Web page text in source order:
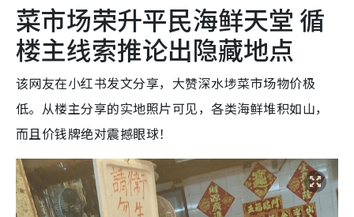
菜市场荣升平民海鲜天堂 循
楼主线索推论出隐藏地点
该网友在小红书发文分享，大赞深水埗菜市场物价极
低。从楼主分享的实地照片可见，各类海鲜堆积如山，
而且价钱牌绝对震撼眼球！